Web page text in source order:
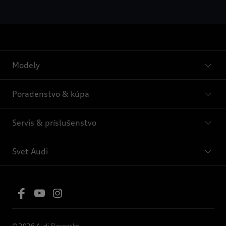
Modely
Poradenstvo & kúpa
Servis & príslušenstvo
Svet Audi